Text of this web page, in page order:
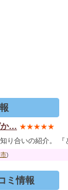
か… ★★★★★
り合いの紹介。 『
)
ミ情報